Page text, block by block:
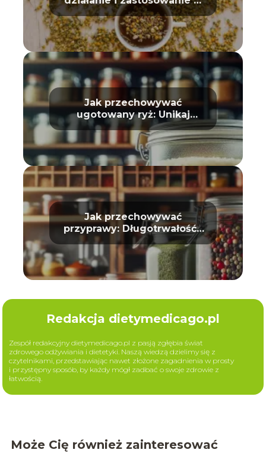
domu oraz kosmetyce
Jak przechowywać
ugotowany ryż: Unikaj
zepsucia
Jak przechowywać
przyprawy: Długotrwałość i
aromat
Redakcja dietymedicago.pl
Zespół redakcyjny dietymedicago.pl z pasją zgłębia świat
zdrowego odżywiania i dietetyki. Naszą wiedzą dzielimy się z
czytelnikami, przedstawiając nawet złożone zagadnienia w prosty
i przystępny sposób, by każdy mógł zadbać o swoje zdrowie z
łatwością.
Może Cię również zainteresować